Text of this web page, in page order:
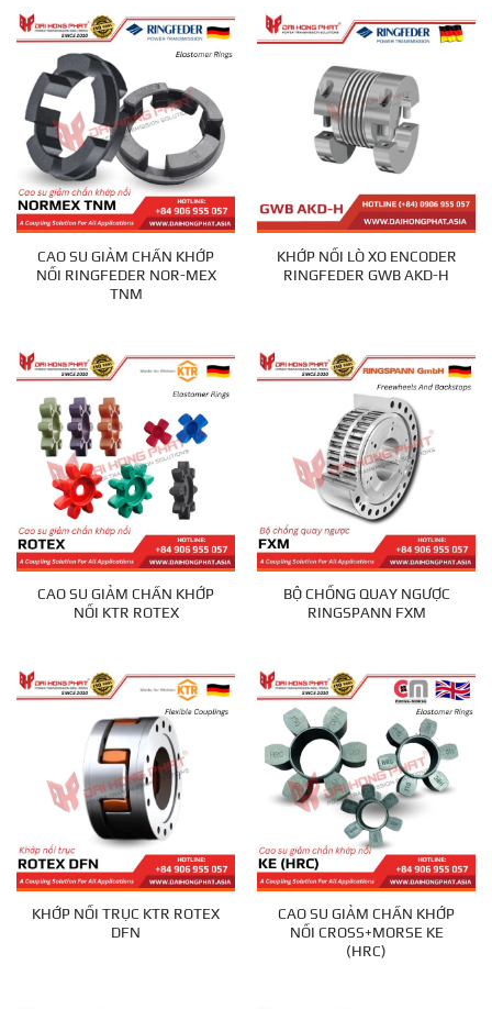
CAO SU GIẢM CHẤN KHỚP
NỐI RINGFEDER NOR-MEX
TNM
KHỚP NỐI LÒ XO ENCODER
RINGFEDER GWB AKD-H
CAO SU GIẢM CHẤN KHỚP
NỐI KTR ROTEX
BỘ CHỐNG QUAY NGƯỢC
RINGSPANN FXM
KHỚP NỐI TRỤC KTR ROTEX
DFN
CAO SU GIẢM CHẤN KHỚP
NỐI CROSS+MORSE KE
(HRC)